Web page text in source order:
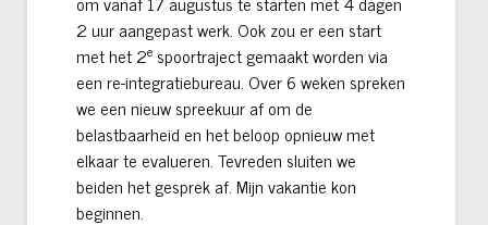
2 uur aangepast werk. Ook zou er een start
met het 2e spoortraject gemaakt worden via
een re-integratiebureau. Over 6 weken spreken
we een nieuw spreekuur af om de
belastbaarheid en het beloop opnieuw met
elkaar te evalueren. Tevreden sluiten we
beiden het gesprek af. Mijn vakantie kon
beginnen.